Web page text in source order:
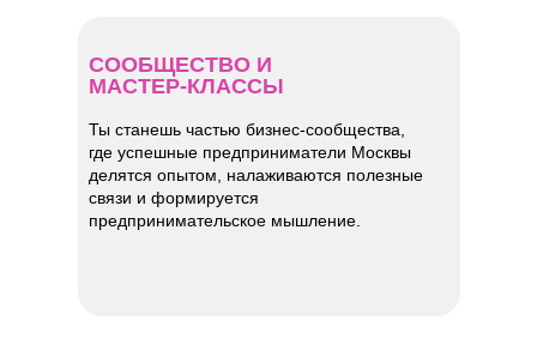
СООБЩЕСТВО И
МАСТЕР-КЛАССЫ
Ты станешь частью бизнес-сообщества,
где успешные предприниматели Москвы
делятся опытом, налаживаются полезные
связи и формируется
предпринимательское мышление.